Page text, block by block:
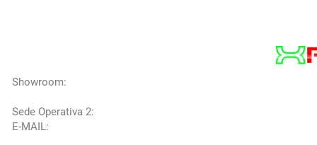
Showroom:
Sede Operativa 2:
E-MAIL: